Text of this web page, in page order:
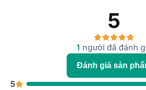
5
1 người đã đánh
Đánh giá sản
5